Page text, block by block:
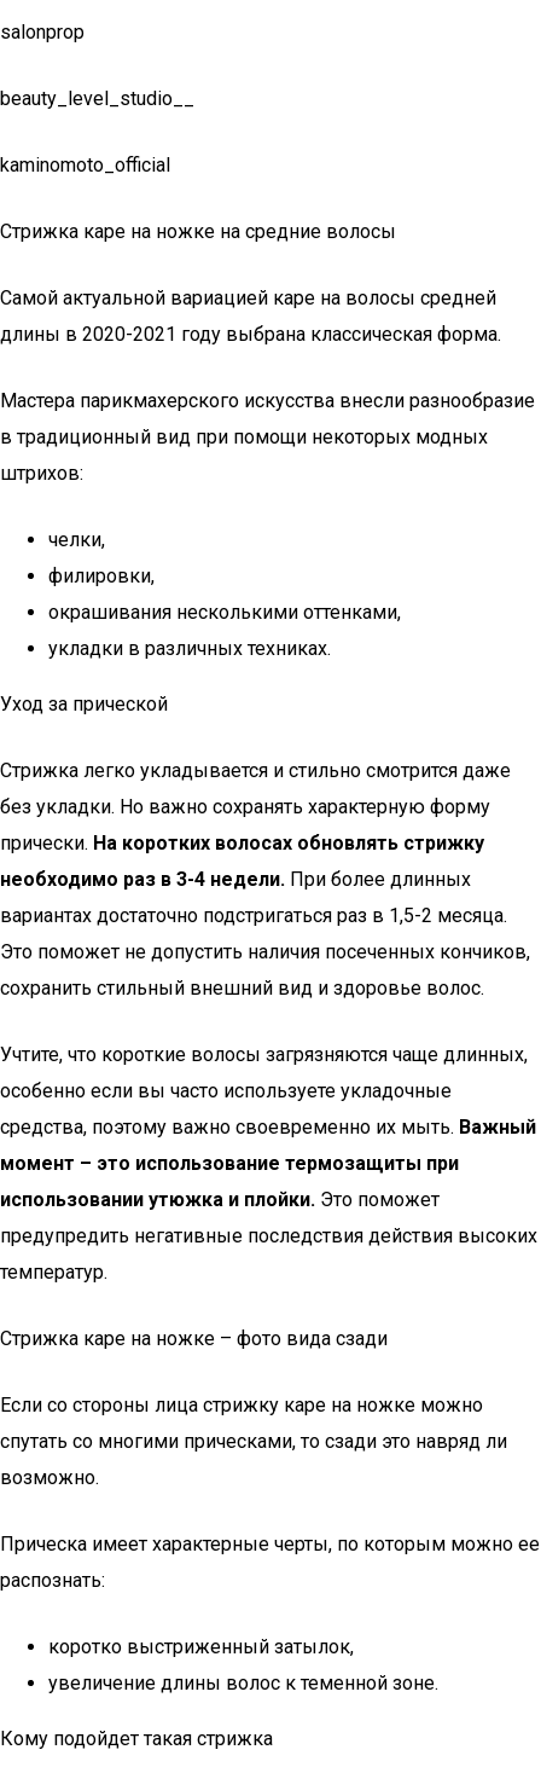
salonprop
beauty_level_studio__
kaminomoto_official
Стрижка каре на ножке на средние волосы
Самой актуальной вариацией каре на волосы средней
длины в 2020-2021 году выбрана классическая форма.
Мастера парикмахерского искусства внесли разнообразие
в традиционный вид при помощи некоторых модных
штрихов:
челки,
филировки,
окрашивания несколькими оттенками,
укладки в различных техниках.
Уход за прической
Стрижка легко укладывается и стильно смотрится даже
без укладки. Но важно сохранять характерную форму
прически. На коротких волосах обновлять стрижку
необходимо раз в 3-4 недели. При более длинных
вариантах достаточно подстригаться раз в 1,5-2 месяца.
Это поможет не допустить наличия посеченных кончиков,
сохранить стильный внешний вид и здоровье волос.
Учтите, что короткие волосы загрязняются чаще длинных,
особенно если вы часто используете укладочные
средства, поэтому важно своевременно их мыть. Важный
момент – это использование термозащиты при
использовании утюжка и плойки. Это поможет
предупредить негативные последствия действия высоких
температур.
Стрижка каре на ножке – фото вида сзади
Если со стороны лица стрижку каре на ножке можно
спутать со многими прическами, то сзади это навряд ли
возможно.
Прическа имеет характерные черты, по которым можно ее
распознать:
коротко выстриженный затылок,
увеличение длины волос к теменной зоне.
Кому подойдет такая стрижка